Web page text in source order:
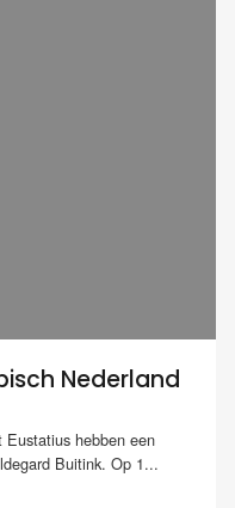
Nederland
hebben een
Buitink. Op 1...